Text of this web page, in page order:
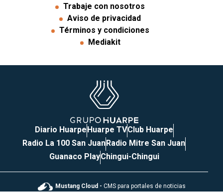
Trabaje con nosotros
Aviso de privacidad
Términos y condiciones
Mediakit
Diario HuarpeHuarpe TVClub Huarpe
Radio La 100 San JuanRadio Mitre San Juan
Guanaco PlayChingui-Chingui
Mustang Cloud - CMS para portales de noticias